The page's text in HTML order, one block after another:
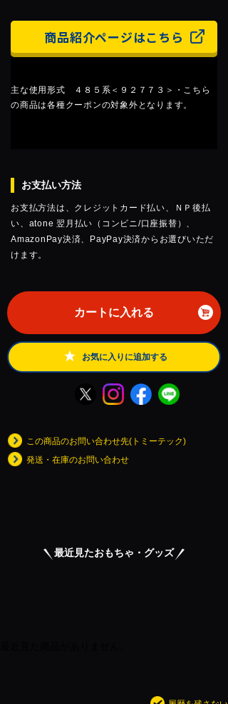
商品紹介ページはこちら
主な使用形式 ４８５系＜９２７７３＞・こちら
の商品は各種クーポンの対象外となります。
お支払い方法
お支払方法は、クレジットカード払い、ＮＰ後払
い、atone 翌月払い（コンビニ/口座振替）、
AmazonPay決済、PayPay決済からお選びいただ
けます。
カートに入れる
お気に入りに追加する
この商品のお問い合わせ先(トミーテック)
発送・在庫のお問い合わせ
最近見たおもちゃ・グッズ